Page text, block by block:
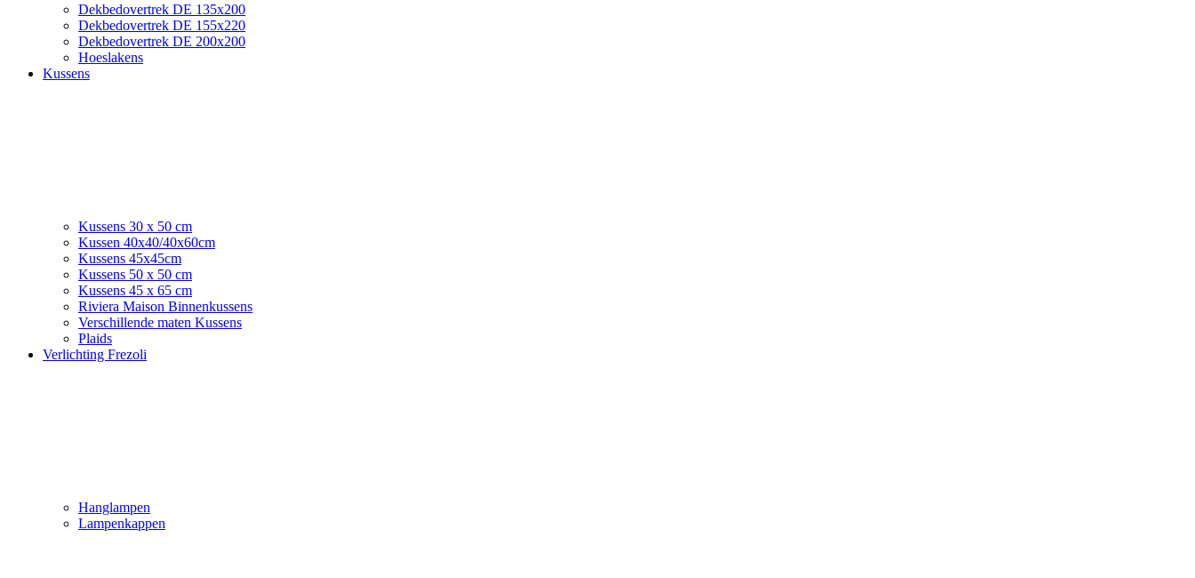
Dekbedovertrek DE 135x200
Dekbedovertrek DE 155x220
Dekbedovertrek DE 200x200
Hoeslakens
Kussens
Kussens 30 x 50 cm
Kussen 40x40/40x60cm
Kussens 45x45cm
Kussens 50 x 50 cm
Kussens 45 x 65 cm
Riviera Maison Binnenkussens
Verschillende maten Kussens
Plaids
Verlichting Frezoli
Hanglampen
Lampenkappen